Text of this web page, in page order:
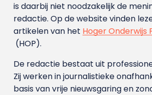
is daarbij niet noodzakelijk de
redactie. Op de website vinden
artikelen van het Hoger Onderwijs
(HOP).
De redactie bestaat uit
Zij werken in journalistieke
basis van vrije nieuwsgaring en